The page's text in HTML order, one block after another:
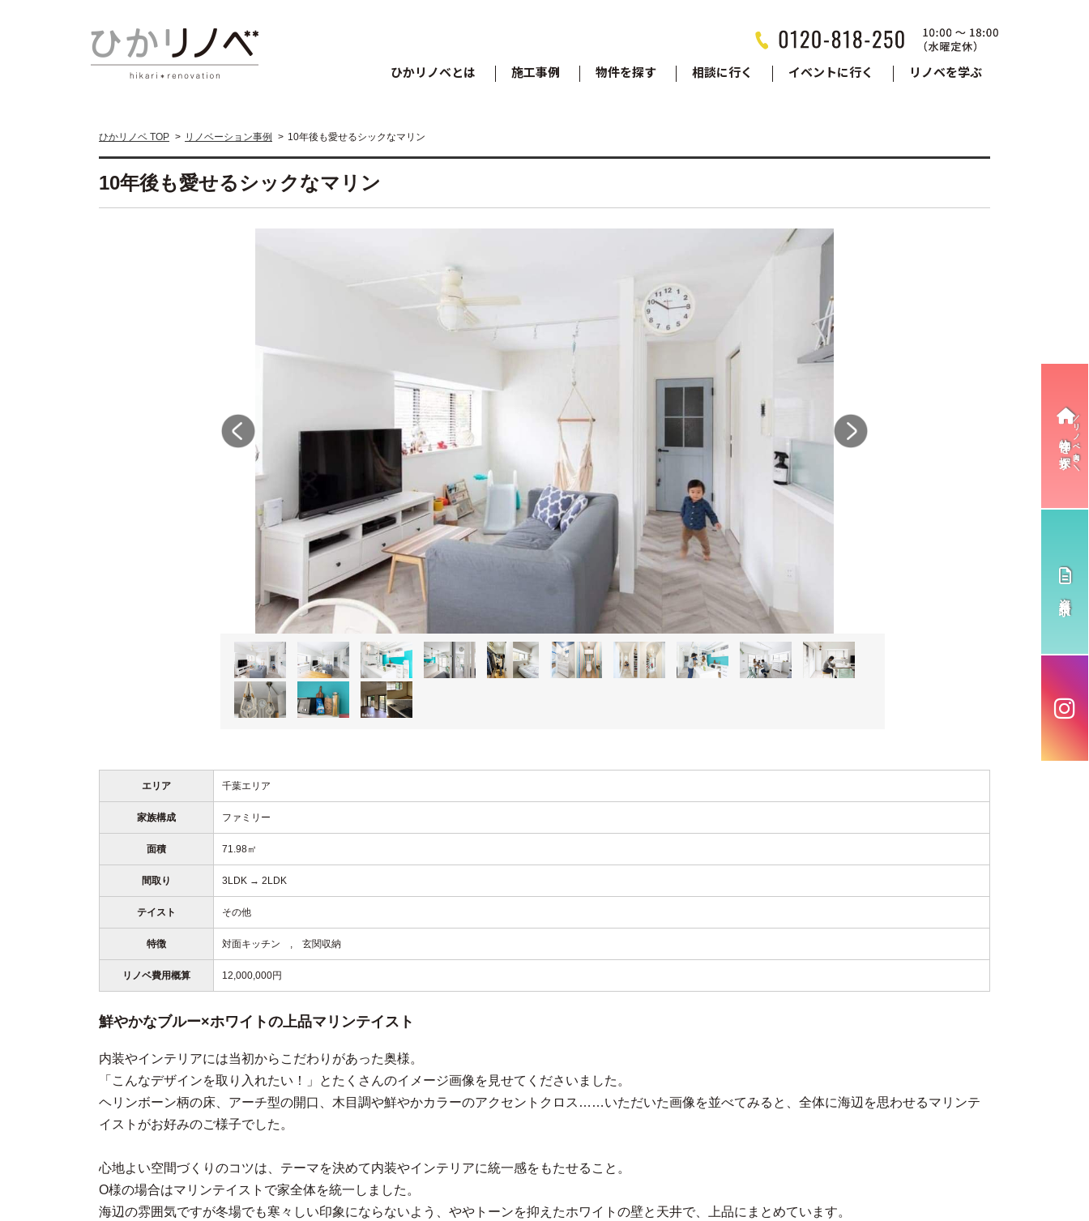
ひかリノベとは 施工事例 物件を探す 相談に行く イベントに行く リノベを学ぶ
ひかリノベ TOP リノベーション事例 10年後も愛せるシックなマリン
10年後も愛せるシックなマリン
12
エリア 千葉エリア
家族構成 ファミリー
面積 71.98㎡
間取り 3LDK → 2LDK
テイスト その他
特徴 対面キッチン , 玄関収納
リノベ費用概算 12,000,000円
鮮やかなブルー×ホワイトの上品マリンテイスト
内装やインテリアには当初からこだわりがあった奥様。
「こんなデザインを取り入れたい！」とたくさんのイメージ画像を見せてくださいました。
ヘリンボーン柄の床、アーチ型の開口、木目調や鮮やかカラーのアクセントクロス……いただいた画像を並べてみると、全体に海辺を思わせるマリンテ
イストがお好みのご様子でした。
心地よい空間づくりのコツは、テーマを決めて内装やインテリアに統一感をもたせること。
O様の場合はマリンテイストで家全体を統一しました。
海辺の雰囲気ですが冬場でも寒々しい印象にならないよう、ややトーンを抑えたホワイトの壁と天井で、上品にまとめています。
物件を探す